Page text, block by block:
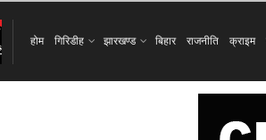
होम गिरिडीह झारखण्ड बिहार राजनीति क्राइम